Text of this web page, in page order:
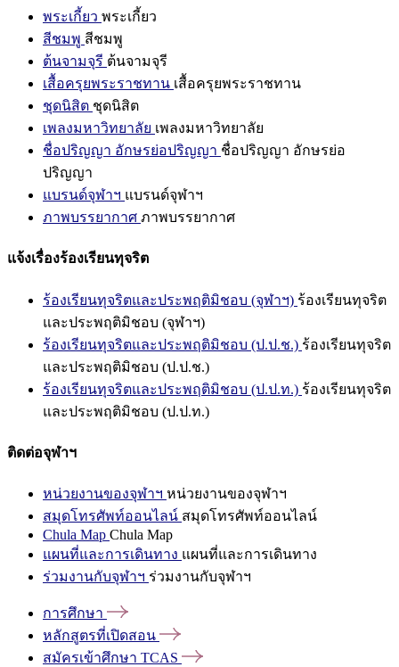
พระเกี้ยว พระเกี้ยว
สีชมพู สีชมพู
ต้นจามจุรี ต้นจามจุรี
เสื้อครุยพระราชทาน เสื้อครุยพระราชทาน
ชุดนิสิต ชุดนิสิต
เพลงมหาวิทยาลัย เพลงมหาวิทยาลัย
ชื่อปริญญา อักษรย่อปริญญา ชื่อปริญญา อักษรย่อ
ปริญญา
แบรนด์จุฬาฯ แบรนด์จุฬาฯ
ภาพบรรยากาศ ภาพบรรยากาศ
แจ้งเรื่องร้องเรียนทุจริต
ร้องเรียนทุจริตและประพฤติมิชอบ (จุฬาฯ) ร้องเรียนทุจริต
และประพฤติมิชอบ (จุฬาฯ)
ร้องเรียนทุจริตและประพฤติมิชอบ (ป.ป.ช.) ร้องเรียนทุจริต
และประพฤติมิชอบ (ป.ป.ช.)
ร้องเรียนทุจริตและประพฤติมิชอบ (ป.ป.ท.) ร้องเรียนทุจริต
และประพฤติมิชอบ (ป.ป.ท.)
ติดต่อจุฬาฯ
หน่วยงานของจุฬาฯ หน่วยงานของจุฬาฯ
สมุดโทรศัพท์ออนไลน์ สมุดโทรศัพท์ออนไลน์
Chula Map Chula Map
แผนที่และการเดินทาง แผนที่และการเดินทาง
ร่วมงานกับจุฬาฯ ร่วมงานกับจุฬาฯ
การศึกษา
หลักสูตรที่เปิดสอน
สมัครเข้าศึกษา TCAS